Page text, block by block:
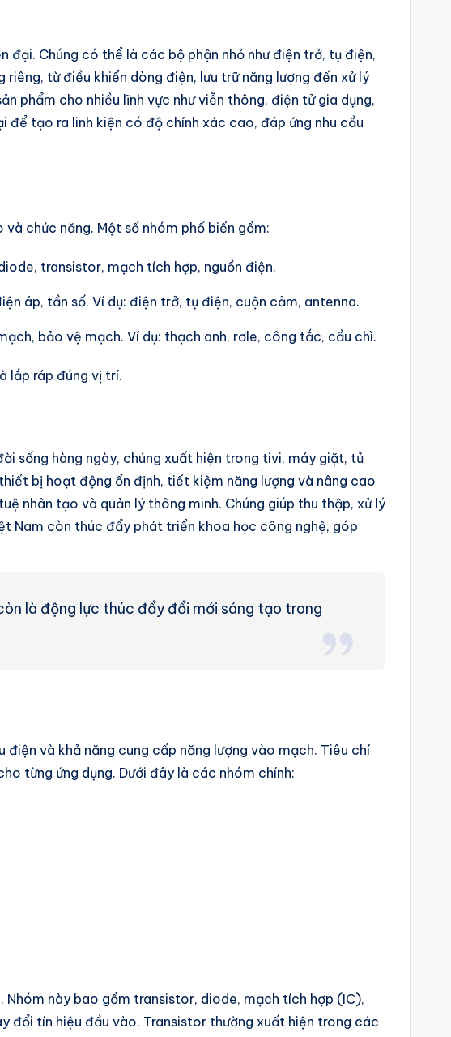
đại. Chúng có thể là các bộ phận nhỏ như điện trở, tụ điện,
riêng, từ điều khiển dòng điện, lưu trữ năng lượng đến xử lý
phẩm cho nhiều lĩnh vực như viễn thông, điện tử gia dụng,
tạo ra linh kiện có độ chính xác cao, đáp ứng nhu cầu
chức năng. Một số nhóm phổ biến gồm:
transistor, mạch tích hợp, nguồn điện.
áp, tần số. Ví dụ: điện trở, tụ điện, cuộn cảm, antenna.
bảo vệ mạch. Ví dụ: thạch anh, rơle, công tắc, cầu chì.
lắp ráp đúng vị trí.
sống hàng ngày, chúng xuất hiện trong tivi, máy giặt, tủ
bị hoạt động ổn định, tiết kiệm năng lượng và nâng cao
nhân tạo và quản lý thông minh. Chúng giúp thu thập, xử lý
Nam còn thúc đẩy phát triển khoa học công nghệ, góp
là động lực thúc đẩy đổi mới sáng tạo trong
và khả năng cung cấp năng lượng vào mạch. Tiêu chí
từng ứng dụng. Dưới đây là các nhóm chính:
này bao gồm transistor, diode, mạch tích hợp (IC),
đổi tín hiệu đầu vào. Transistor thường xuất hiện trong các